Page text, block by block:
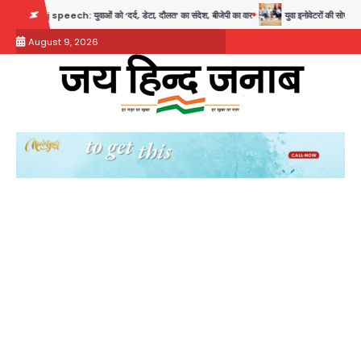
content
युवाओं को ‘दर्द, डेटा, दौलत’ का संदेश, बीजेपी का वार युवा इनोवेटरों की सोच से हाईटेक
August 9, 2026